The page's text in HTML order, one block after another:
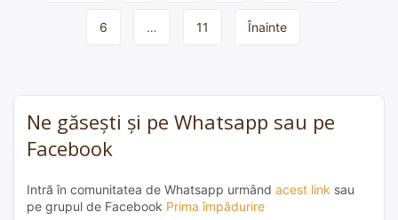
6 … 11 Înainte
Ne găsești și pe Whatsapp sau pe
Facebook
Intră în comunitatea de Whatsapp urmând acest link sau
pe grupul de Facebook Prima împădurire